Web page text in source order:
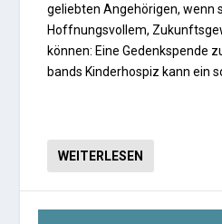
geliebten Angehörigen, wenn
Hoffnungsvollem,
können: Eine Gedenkspende
bands Kinderhospiz kann ein
WEITERLESEN